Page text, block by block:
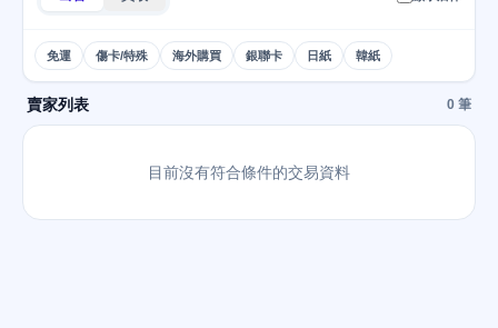
免運 傷卡/特殊 海外購買 銀聯卡 日紙 韓紙
賣家列表 0 筆
目前沒有符合條件的交易資料